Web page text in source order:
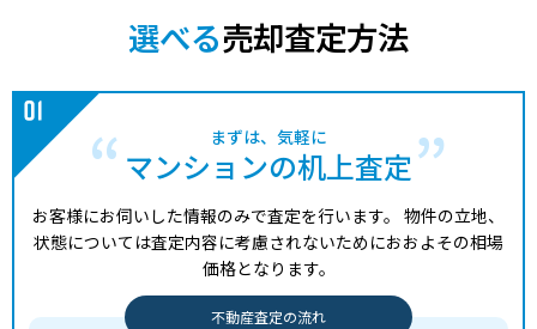
選べる売却査定方法
まずは、気軽に
マンションの机上査定
お客様にお伺いした情報のみで査定を行います。 物件の立地、
状態については査定内容に考慮されないためにおおよその相場
価格となります。
不動産査定の流れ